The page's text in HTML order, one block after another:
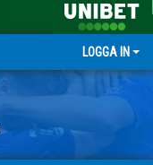
LOGGA IN